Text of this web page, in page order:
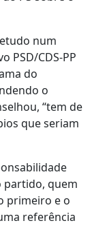
num
PSD/CDS-PP
do
o
“tem de
que seriam
partido, quem
primeiro e o
referência